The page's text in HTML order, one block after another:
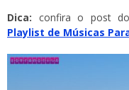
Dica: confira o post
Playlist de Músicas